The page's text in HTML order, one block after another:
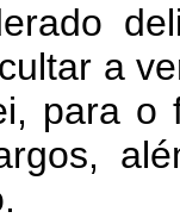
a
para